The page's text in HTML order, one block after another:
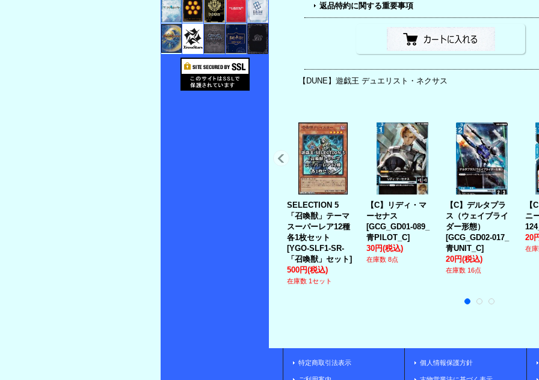
返品特約に関する重要事項
【DUNE】遊戯王 デュエリスト・ネクサス
SELECTION 5
「召喚獣」テーマ
スーパーレア12種
各1枚セット
[YGO-SLF1-SR-
「召喚獣」セット]
500円(税込)
在庫数 1セット
【C】リディ・マ
ーセナス
[GCG_GD01-089_
青PILOT_C]
30円(税込)
在庫数 8点
【C】デルタプラ
ス（ウェイブライ
ダー形態）
[GCG_GD02-017_
青UNIT_C]
20円(税込)
在庫数 16点
【
ニ
20
在
特定商取引法表示 個人情報保護方針